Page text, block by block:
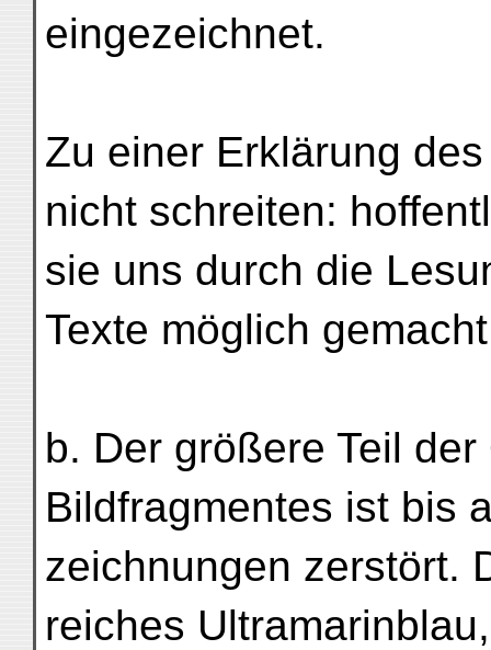
eingezeichnet.
Zu einer Erklärung
nicht schreiten:
sie uns durch die
Texte möglich
b. Der größere Teil
Bildfragmentes ist bis
zeichnungen zerstört.
reiches